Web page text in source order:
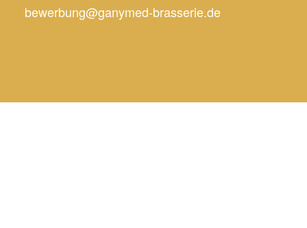
bewerbung@ganymed-brasserie.de